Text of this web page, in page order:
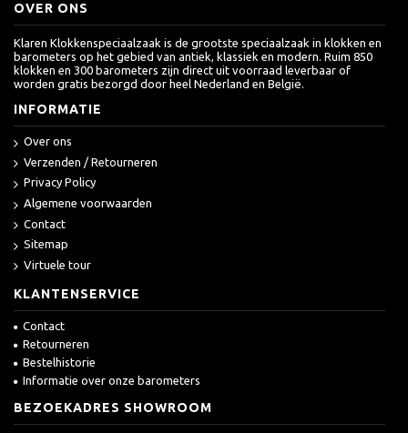
OVER ONS
Klaren Klokkenspeciaalzaak is de grootste speciaalzaak in klokken en
barometers op het gebied van antiek, klassiek en modern. Ruim 850
klokken en 300 barometers zijn direct uit voorraad leverbaar of
worden gratis bezorgd door heel Nederland en België.
INFORMATIE
Over ons
Verzenden / Retourneren
Privacy Policy
Algemene voorwaarden
Contact
Sitemap
Virtuele tour
KLANTENSERVICE
Contact
Retourneren
Bestelhistorie
Informatie over onze barometers
BEZOEKADRES SHOWROOM